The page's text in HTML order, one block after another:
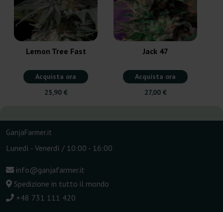
Lemon Tree Fast
Acquista ora
25,90 €
Jack 47
Acquista ora
27,00 €
GanjaFarmer.it
Lunedì - Venerdì / 10:00 - 16:00
info@ganjafarmer.it
Spedizione in tutto il mondo
+48 731 111 420